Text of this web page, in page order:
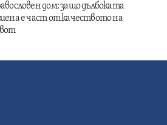
дом: защо дълбоката
е част от качеството на